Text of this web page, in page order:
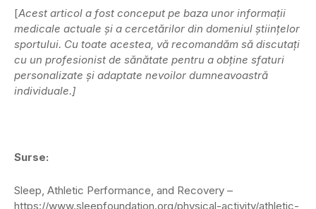
[Acest articol a fost conceput pe baza unor informații
medicale actuale și a cercetărilor din domeniul științelor
sportului. Cu toate acestea, vă recomandăm să discutați
cu un profesionist de sănătate pentru a obține sfaturi
personalizate și adaptate nevoilor dumneavoastră
individuale.]
Surse:
Sleep, Athletic Performance, and Recovery –
https://www.sleepfoundation.org/physical-activity/athletic-